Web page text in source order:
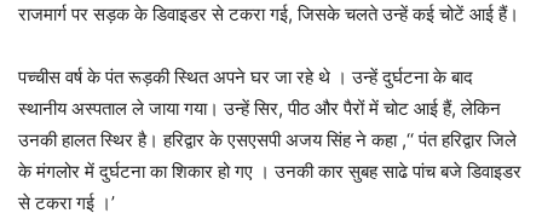
राजमार्ग पर सड़क के डिवाइडर से टकरा गई, जिसके चलते उन्हें कई चोटें आई हैं।
पच्चीस वर्ष के पंत रूड़की स्थित अपने घर जा रहे थे । उन्हें दुर्घटना के बाद
स्थानीय अस्पताल ले जाया गया। उन्हें सिर, पीठ और पैरों में चोट आई हैं, लेकिन
उनकी हालत स्थिर है। हरिद्वार के एसएसपी अजय सिंह ने कहा ,‘‘ पंत हरिद्वार जिले
के मंगलोर में दुर्घटना का शिकार हो गए । उनकी कार सुबह साढे पांच बजे डिवाइडर
से टकरा गई ।’